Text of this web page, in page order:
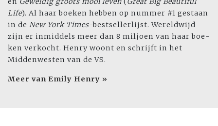
Life). Al haar boe­ken hebben op nummer #1 gestaan
in de New York Times-bestsellerlijst. Wereldwijd
zijn er inmiddels meer dan 8 miljoen van haar boe­
ken verkocht. Henry woont en schrijft in het
Middenwesten van de VS.
Meer van Emily Henry »